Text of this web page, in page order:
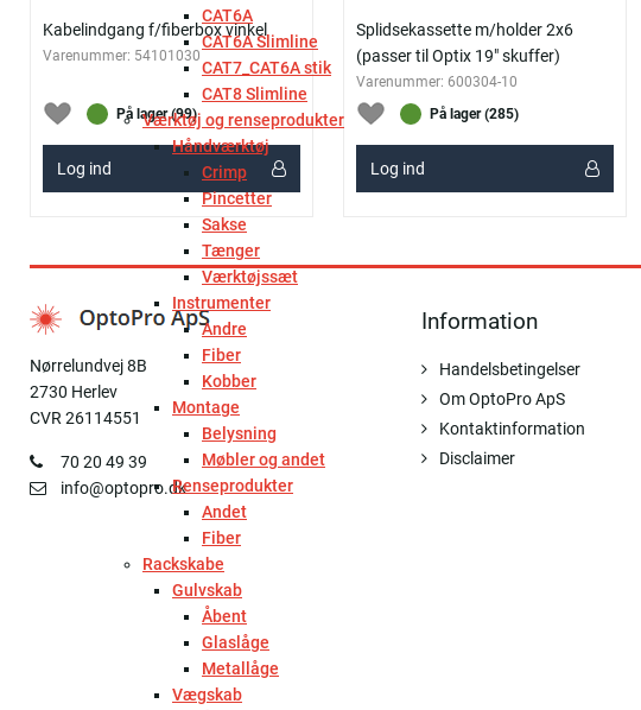
CAT6A
CAT6A Slimline
CAT7_CAT6A stik
CAT8 Slimline
Værktøj og renseprodukter
Håndværktøj
Crimp
Pincetter
Sakse
Tænger
Værktøjssæt
Instrumenter
Andre
Fiber
Kobber
Montage
Belysning
Møbler og andet
Renseprodukter
Andet
Fiber
Rackskabe
Gulvskab
Åbent
Glaslåge
Metallåge
Vægskab
Kabelindgang f/fiberbox vinkel
Varenummer: 54101030
På lager (99)
Log ind
Splidsekassette m/holder 2x6
(passer til Optix 19" skuffer)
Varenummer: 600304-10
På lager (285)
Log ind
Nørrelundvej 8B
2730 Herlev
CVR 26114551
70 20 49 39
info@optopro.dk
Information
Handelsbetingelser
Om OptoPro ApS
Kontaktinformation
Disclaimer